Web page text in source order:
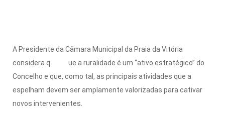
A Presidente da Câmara Municipal da Praia da Vitória
considera q ue a ruralidade é um “ativo estratégico” do
Concelho e que, como tal, as principais atividades que a
espelham devem ser amplamente valorizadas para cativar
novos intervenientes.